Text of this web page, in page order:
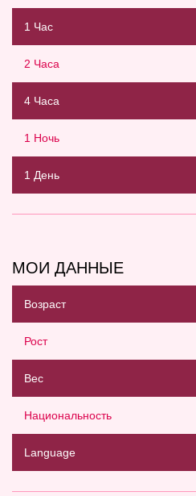
1 Час
2 Часа
4 Часа
1 Ночь
1 День
МОИ ДАННЫЕ
Возраст
Рост
Вес
Национальность
Language